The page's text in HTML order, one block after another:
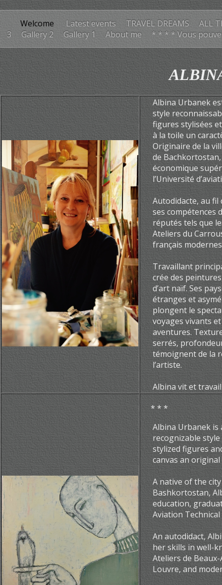
Welcome Latest events TRAVEL DREAMS
ALL
3
Gallery 2 Gallery 1 About me * * * * Vous
Albina Urbanek
style
figures stylisées
à la toile un
Originaire de la
de
économique
l’Université
Autodidacte, au fil
ses compétences
réputés tels que
Ateliers du
français
Travaillant
crée des
d’art naïf. Ses
étranges et
plongent le
voyages vivants
aventures.
serrés,
témoignent de la
l’artiste.
Albina vit et
* * *
Albina Urbanek
recognizable
stylized figures
canvas an
A native of the
Bashkortostan,
education,
Aviation
An autodidact,
her skills in well-
Ateliers de
Louvre, and